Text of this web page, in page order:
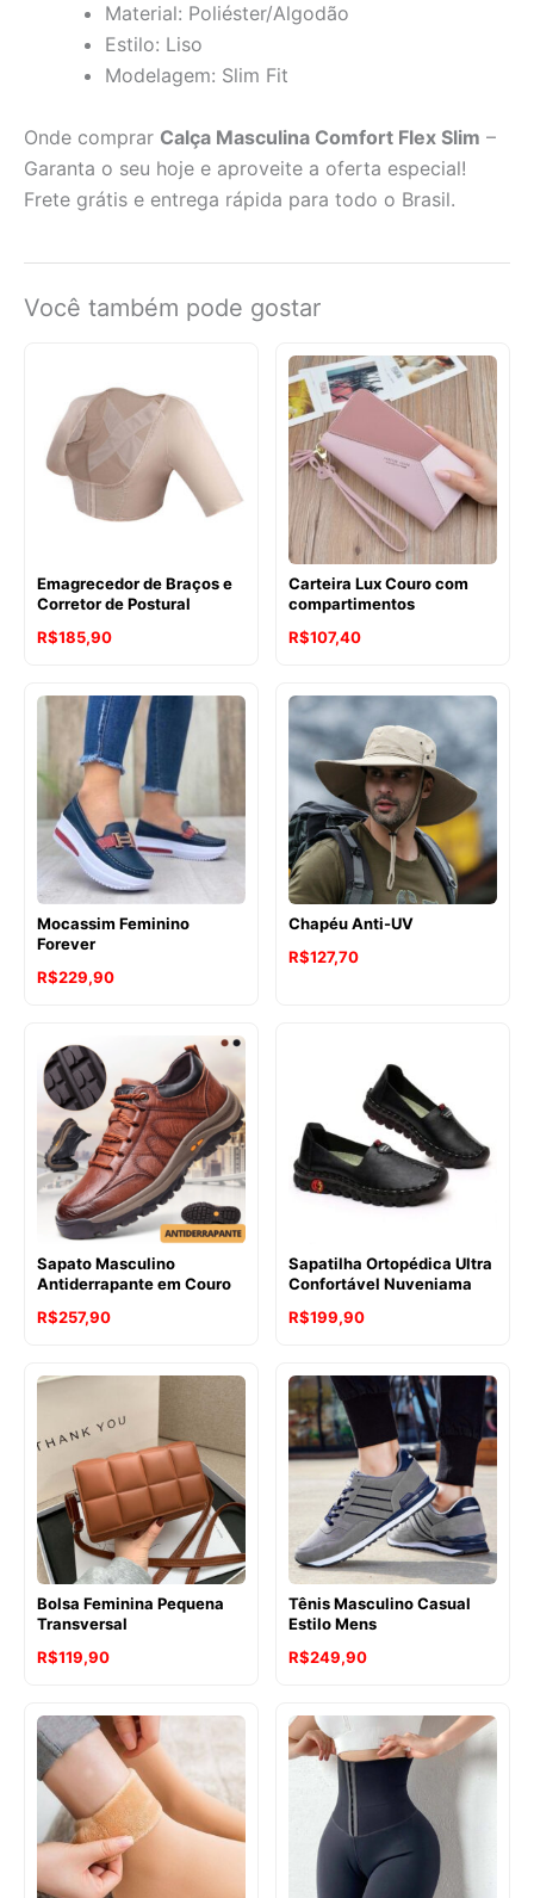
Material: Poliéster/Algodão
Estilo: Liso
Modelagem: Slim Fit
Onde comprar Calça Masculina Comfort Flex Slim –
Garanta o seu hoje e aproveite a oferta especial!
Frete grátis e entrega rápida para todo o Brasil.
Você também pode gostar
Emagrecedor de Braços e
Corretor de Postural
R$185,90
Carteira Lux Couro com
compartimentos
R$107,40
Mocassim Feminino
Forever
R$229,90
Chapéu Anti-UV
R$127,70
Sapato Masculino
Antiderrapante em Couro
R$257,90
Sapatilha Ortopédica Ultra
Confortável Nuveniama
R$199,90
Bolsa Feminina Pequena
Transversal
R$119,90
Tênis Masculino Casual
Estilo Mens
R$249,90